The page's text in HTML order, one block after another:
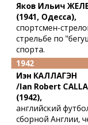
Яков Ильич
(1941, Одесса),
спортсмен-
стрельбе по
спорта.
1942
Иэн КАЛЛАГЭН
/lan Robert
(1942),
английский
сборной Англии,